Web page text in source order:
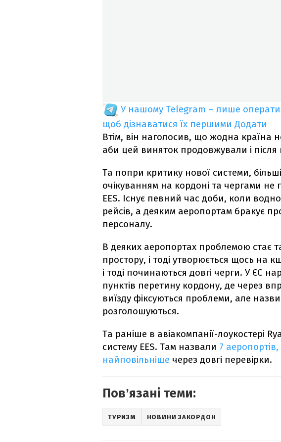
У нашому Telegram – лише
щоб дізнаватися їх першими Додати
Втім, він наголосив, що жодна країна
аби цей виняток продовжували і після
Та попри критику нової системи,
очікуванням на кордоні та чергами не
EES. Існує певний час доби, коли
рейсів, а деяким аеропортам бракує
персоналу.
В деяких аеропортах проблемою стає
простору, і тоді утворюється щось на
і тоді починаються довгі черги. У ЄС
пунктів перетину кордону, де через
виїзду фіксуються проблеми, але
розголошуються.
Та раніше в авіакомпанії-лоукостері
систему EES. Там назвали 7
найповільніше через довгі перевірки.
Повʼязані теми:
ТУРИЗМ НОВИНИ ЗАКОРДОН